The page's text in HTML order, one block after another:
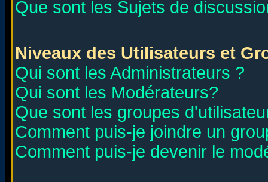
Que sont les Sujets de
Niveaux des Utilisateurs et
Qui sont les Administrateurs ?
Qui sont les Modérateurs?
Que sont les groupes
Comment puis-je joindre un
Comment puis-je devenir le